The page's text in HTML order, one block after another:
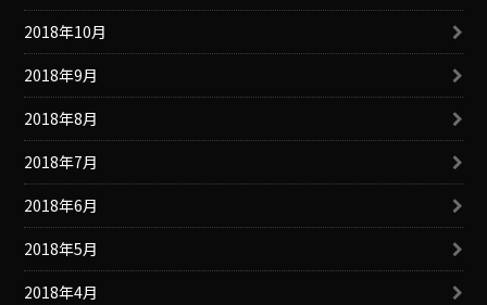
2018年10月
2018年9月
2018年8月
2018年7月
2018年6月
2018年5月
2018年4月